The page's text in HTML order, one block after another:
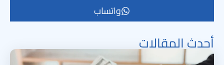
واتساب
أحدث المقالات